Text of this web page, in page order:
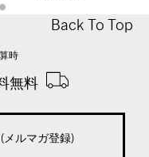
Back To Top
時
無料
ルマガ登録)